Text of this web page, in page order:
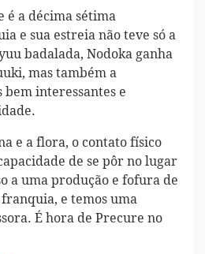
é a décima sétima
e sua estreia não teve só a
badalada, Nodoka ganha
mas também a
interessantes e
e a flora, o contato físico
de se pôr no lugar
a uma produção e fofura de
e temos uma
É hora de Precure no